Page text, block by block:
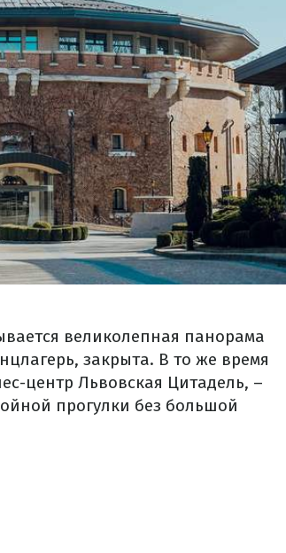
великолепная панорама
закрыта. В то же время
центр Львовская Цитадель, –
прогулки без большой